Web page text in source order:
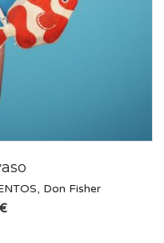
, Don Fisher